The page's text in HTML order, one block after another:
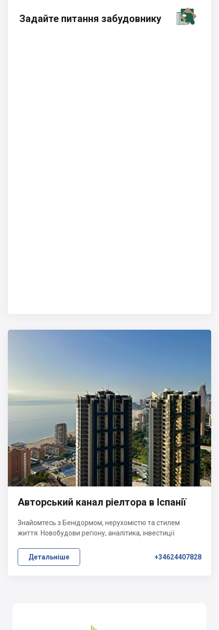
Задайте питання забудовнику
Авторський канал ріелтора в Іспанії
Знайомтесь з Бенідормом, нерухомістю та стилем
життя. Новобудови регіону, аналітика, інвестиції
Детальніше +34624407828